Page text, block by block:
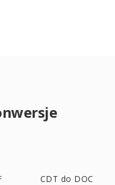
CDT do DOC